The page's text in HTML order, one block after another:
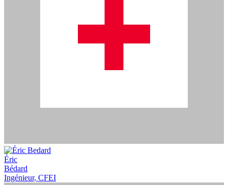
Éric
Bédard
Ingénieur, CFEI